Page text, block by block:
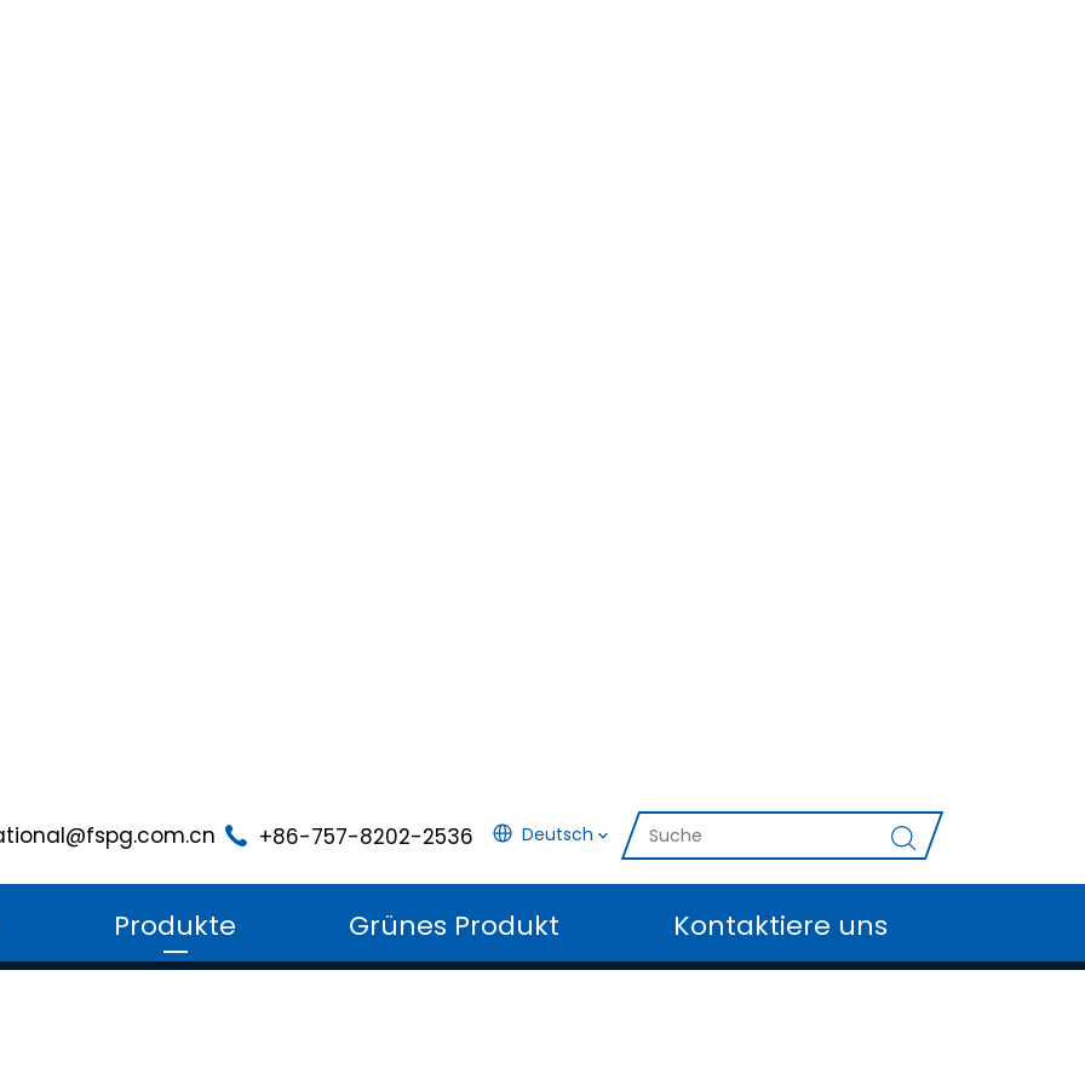
+86-757-8202-2536 Deutsch
Produkte Grünes Produkt Kontaktiere uns